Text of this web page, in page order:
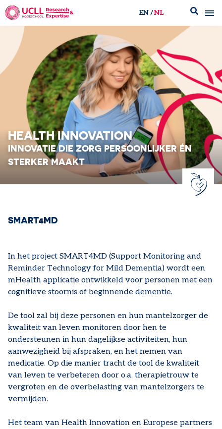
UCLL Research & Expertise
EN NL
HEALTH INNOVATION
INNOVATIE DIE ZORG PERSOONLIJKER​ ÉN
STERKER MAAKT
SMART4MD
In het project SMART4MD (Support Monitoring and
Reminder Technology for Mild Dementia) wordt een
mHealth applicatie ontwikkeld voor personen met een
cognitieve stoornis of beginnende dementie.
De tool zal bij deze personen en hun mantelzorger de
kwaliteit van leven monitoren door hen te
ondersteunen in hun dagelijkse activiteiten, hun
aanwezigheid bij afspraken, en het nemen van
medicatie. Op die manier tracht de tool de kwaliteit
van leven te verbeteren door o.a. therapietrouw te
vergroten en de overbelasting van mantelzorgers te
vermijden.
Het team van Health Innovation en Europese partners